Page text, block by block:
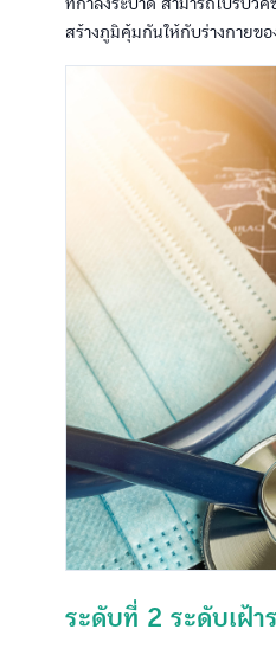
สร้างภูมิคุ้มกันให้กับร่างกายขอ
ระดับที่ 2 ระดับเฝ้